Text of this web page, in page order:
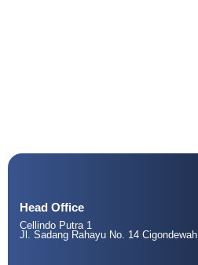
Head Office
Cellindo Putra 1
Jl. Sadang Rahayu No. 14 Cigondewah